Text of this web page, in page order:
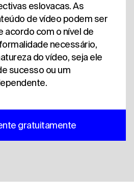
eslovacas. As
de vídeo podem ser
acordo com o nível de
necessário,
do vídeo, seja ele
sucesso ou um
gratuitamente